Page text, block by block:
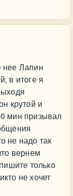
нее Лапин
в итоге я
крутой и
мин призывал
не надо так
вернем
только
не хочет